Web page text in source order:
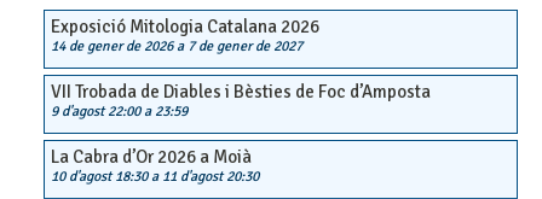
Exposició Mitologia Catalana 2026
14 de gener de 2026a 7 de gener de 2027
VII Trobada de Diables i Bèsties de Foc d’Amposta
9 d'agost 22:00a 23:59
La Cabra d’Or 2026 a Moià
10 d'agost 18:30a 11 d'agost 20:30